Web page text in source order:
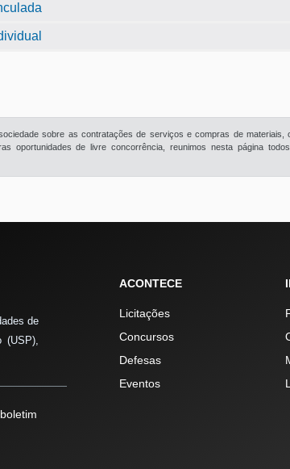
sobre as contratações de serviços e compras de materiais,
oportunidades de livre concorrência, reunimos nesta página
de
ACONTECE
Licitações
Concursos
Defesas
Eventos